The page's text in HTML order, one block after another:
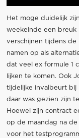
Het moge duidelijk
weekeinde een breuk
verschijnen tijdens de
namen op als
dat veel ex formule 1
lijken te komen. Ook
tijdelijke invalbeurt bij
daar was gezien zijn
Hoewel zijn contract
op de maandag na de
voor het